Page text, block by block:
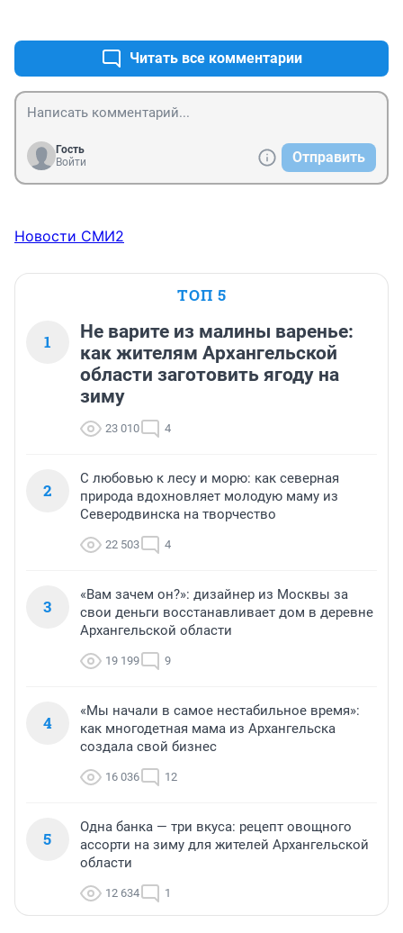
Читать все комментарии
Гость
Войти
Отправить
Новости СМИ2
ТОП 5
1
Не варите из малины варенье:
как жителям Архангельской
области заготовить ягоду на
зиму
23 010 4
2
С любовью к лесу и морю: как северная
природа вдохновляет молодую маму из
Северодвинска на творчество
22 503 4
3
«Вам зачем он?»: дизайнер из Москвы за
свои деньги восстанавливает дом в деревне
Архангельской области
19 199 9
4
«Мы начали в самое нестабильное время»:
как многодетная мама из Архангельска
создала свой бизнес
16 036 12
5
Одна банка — три вкуса: рецепт овощного
ассорти на зиму для жителей Архангельской
области
12 634 1